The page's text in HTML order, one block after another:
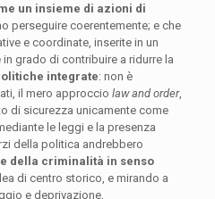
un insieme di azioni di
perseguire coerentemente; e che
e coordinate, inserite in un
grado di contribuire a ridurre la
integrate: non è
il mero approccio law and order,
di sicurezza unicamente come
le leggi e la presenza
della politica andrebbero
della criminalità in senso
di centro storico, e mirando a
e deprivazione,